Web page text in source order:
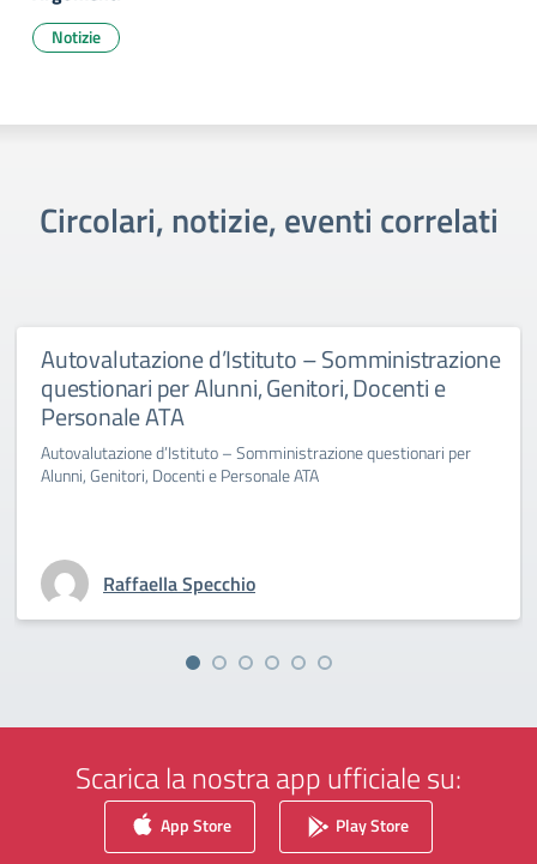
Notizie
Circolari, notizie, eventi correlati
Autovalutazione d’Istituto – Somministrazione
questionari per Alunni, Genitori, Docenti e
Personale ATA
Autovalutazione d’Istituto – Somministrazione questionari per
Alunni, Genitori, Docenti e Personale ATA
Raffaella Specchio
Scarica la nostra app ufficiale su:
App Store Play Store